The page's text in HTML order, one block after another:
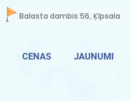
Balasta dambis 56, Ķīpsala
CENAS JAUNUMI